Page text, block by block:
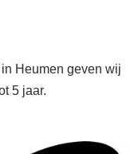
Heumen geven wij
5 jaar.